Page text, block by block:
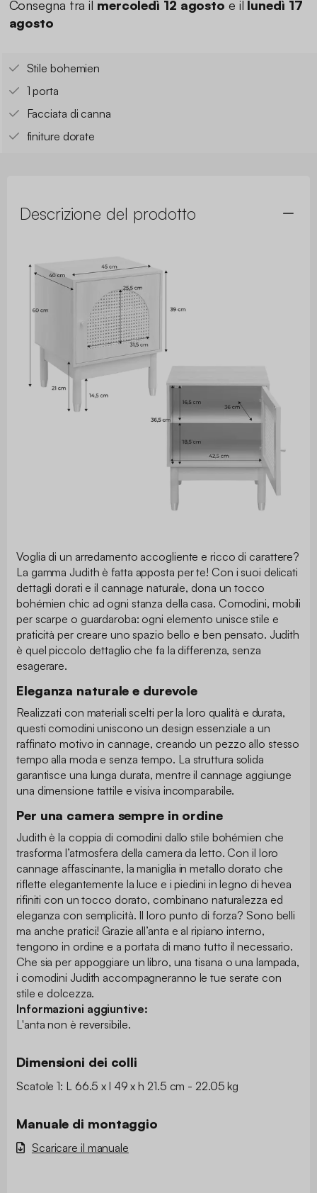
Consegna tra il mercoledì 12 agosto e il lunedì 17
agosto
Stile bohemien
1 porta
Facciata di canna
finiture dorate
Descrizione del prodotto
Voglia di un arredamento accogliente e ricco di carattere?
La gamma Judith è fatta apposta per te! Con i suoi delicati
dettagli dorati e il cannage naturale, dona un tocco
bohémien chic ad ogni stanza della casa. Comodini, mobili
per scarpe o guardaroba: ogni elemento unisce stile e
praticità per creare uno spazio bello e ben pensato. Judith
è quel piccolo dettaglio che fa la differenza, senza
esagerare.
Eleganza naturale e durevole
Realizzati con materiali scelti per la loro qualità e durata,
questi comodini uniscono un design essenziale a un
raffinato motivo in cannage, creando un pezzo allo stesso
tempo alla moda e senza tempo. La struttura solida
garantisce una lunga durata, mentre il cannage aggiunge
una dimensione tattile e visiva incomparabile.
Per una camera sempre in ordine
Judith è la coppia di comodini dallo stile bohémien che
trasforma l’atmosfera della camera da letto. Con il loro
cannage affascinante, la maniglia in metallo dorato che
riflette elegantemente la luce e i piedini in legno di hevea
rifiniti con un tocco dorato, combinano naturalezza ed
eleganza con semplicità. Il loro punto di forza? Sono belli
ma anche pratici! Grazie all’anta e al ripiano interno,
tengono in ordine e a portata di mano tutto il necessario.
Che sia per appoggiare un libro, una tisana o una lampada,
i comodini Judith accompagneranno le tue serate con
stile e dolcezza.
Informazioni aggiuntive:
L'anta non è reversibile.
Dimensioni dei colli
Scatole 1: L 66.5 x l 49 x h 21.5 cm - 22.05 kg
Manuale di montaggio
Scaricare il manuale